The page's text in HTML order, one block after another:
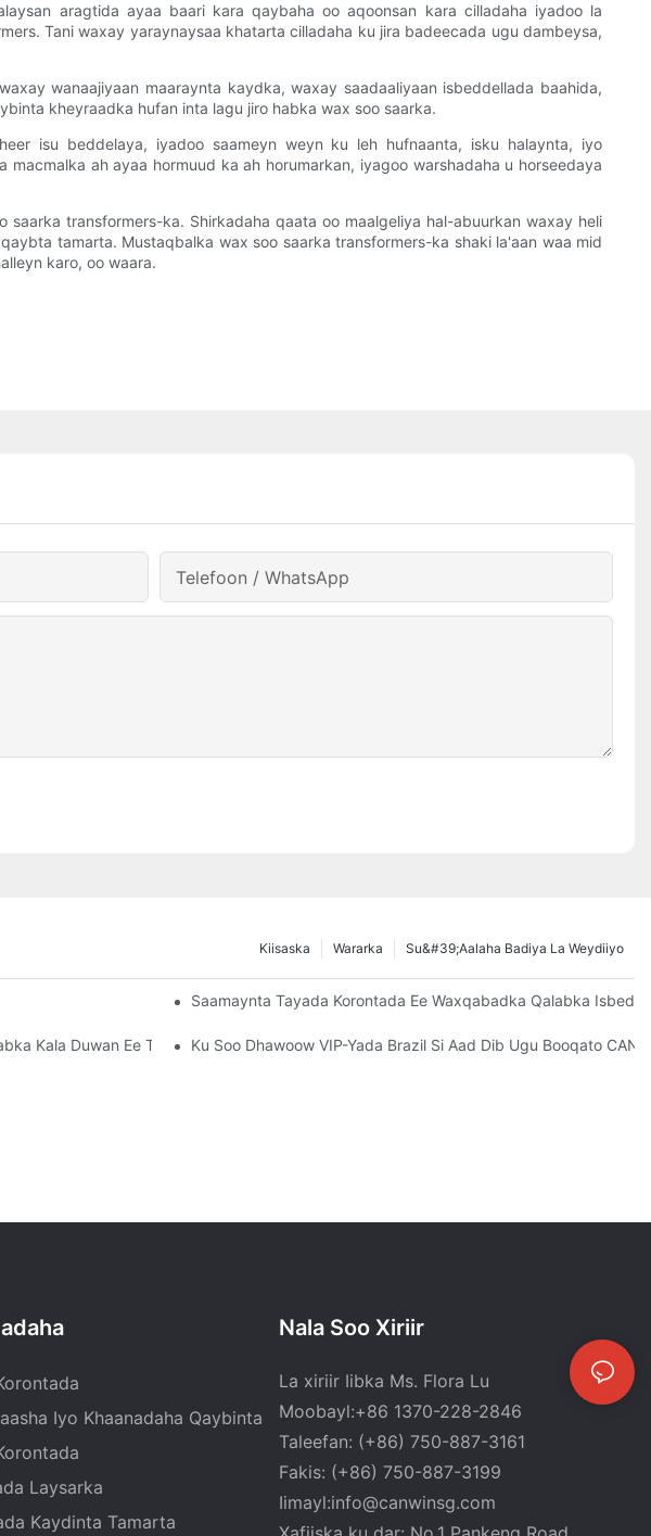
aragtida ayaa baari kara qaybaha oo aqoonsan kara cilladaha iyadoo la
Tani waxay yaraynaysaa khatarta cilladaha ku jira badeecada ugu dambeysa,
wanaajiyaan maaraynta kaydka, waxay saadaaliyaan isbeddellada baahida,
kheyraadka hufan inta lagu jiro habka wax soo saarka.
isu beddelaya, iyadoo saameyn weyn ku leh hufnaanta, isku halaynta, iyo
ah ayaa hormuud ka ah horumarkan, iyagoo warshadaha u horseedaya
transformers-ka. Shirkadaha qaata oo maalgeliya hal-abuurkan waxay heli
tamarta. Mustaqbalka wax soo saarka transformers-ka shaki la'aan waa mid
karo, oo waara.
Telefoon / WhatsApp
Su&#39;aalaha Badiya La Weydiiyo
Wararka
Kiisaska
Saamaynta Tayada Korontada Ee Waxqabadka Qalabka
Kala Duwan Ee Transformer-KaKu Soo Dhawoow VIP-Yada Brazil Si Aad Dib Ugu Booqato
Iyo Khaanadaha Qaybinta
Laysarka
Kaydinta Tamarta
Nala Soo Xiriir
La xiriir Iibka Ms. Flora Lu
Moobayl:+86 1370-228-2846
Taleefan: (+86) 750-887-3161
Fakis: (+86) 750-887-3199
Iimayl:info@canwinsg.com